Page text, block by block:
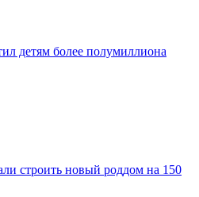
детям более полумиллиона
строить новый роддом на 150